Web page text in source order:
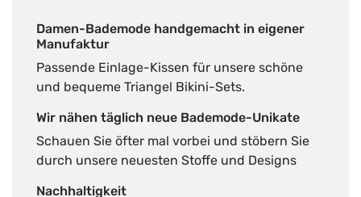
Damen-Bademode handgemacht in eigener
Manufaktur
Passende Einlage-Kissen für unsere schöne
und bequeme Triangel Bikini-Sets.
Wir nähen täglich neue Bademode-Unikate
Schauen Sie öfter mal vorbei und stöbern Sie
durch unsere neuesten Stoffe und Designs
Nachhaltigkeit